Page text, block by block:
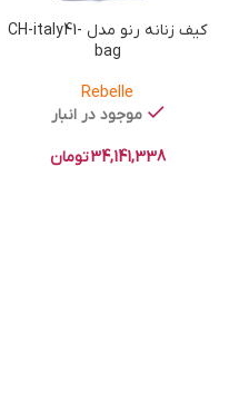
کیف زنانه رنو مدل CH-italy41-
bag
Rebelle
موجود در انبار
34,141,338تومان